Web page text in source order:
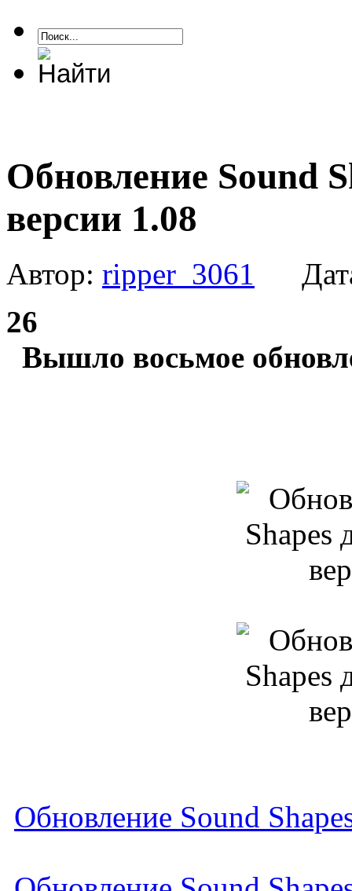
Обновление Sound
версии 1.08
Автор: ripper_3061
26
Вышло восьмое
Обновление Sound